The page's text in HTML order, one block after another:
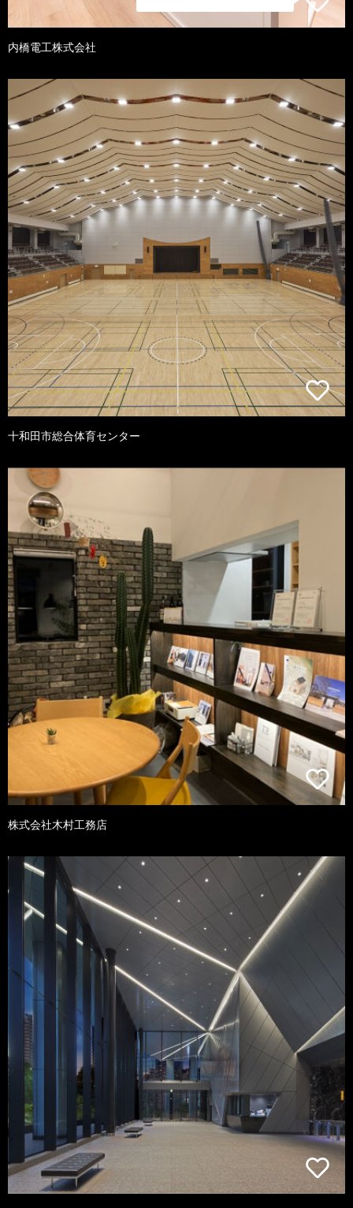
内橋電工株式会社
十和田市総合体育センター
株式会社木村工務店